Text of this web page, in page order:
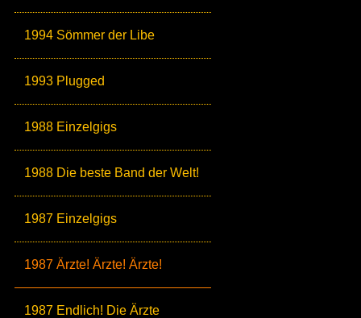
1994 Sömmer der Libe
1993 Plugged
1988 Einzelgigs
1988 Die beste Band der Welt!
1987 Einzelgigs
1987 Ärzte! Ärzte! Ärzte!
1987 Endlich! Die Ärzte